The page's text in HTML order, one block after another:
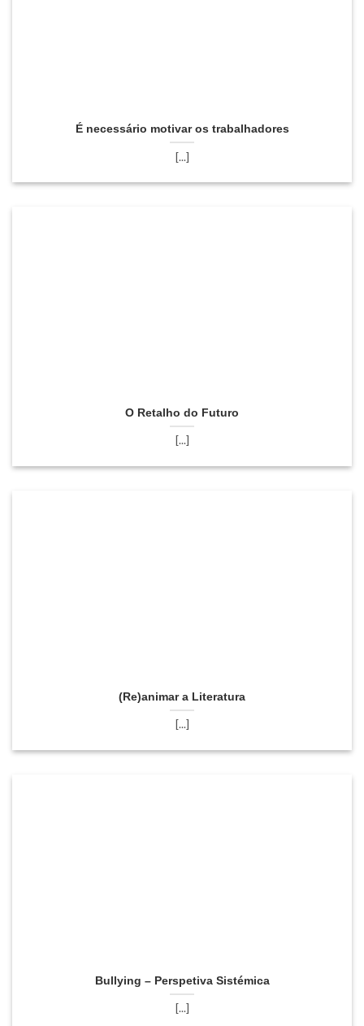
É necessário motivar os trabalhadores
[...]
O Retalho do Futuro
[...]
(Re)animar a Literatura
[...]
Bullying – Perspetiva Sistémica
[...]